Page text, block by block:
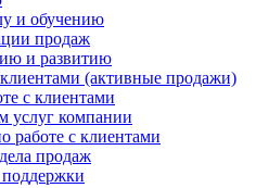
и обучению
продаж
и развитию
(активные продажи)
с клиентами
услуг компании
работе с клиентами
продаж